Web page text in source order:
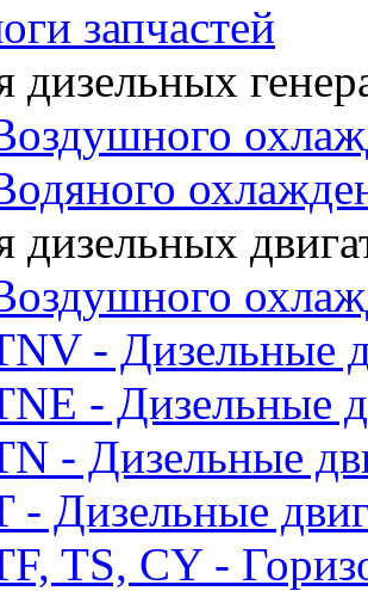
запчастей
дизельных
дизельных
- Дизельные
- Дизельные
- Дизельные
- Дизельные
TS, CY -